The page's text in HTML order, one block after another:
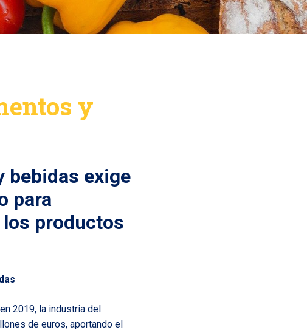
y
bebidas exige
para
productos
2019, la industria del
de euros, aportando el